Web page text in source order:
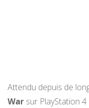
Attendu depuis de
War sur PlayStation 4